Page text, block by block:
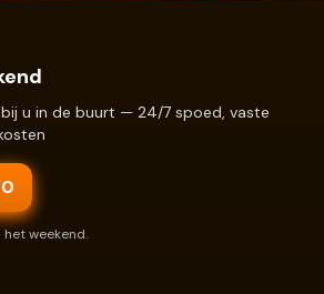
u in de buurt — 24/7 spoed, vaste
weekend.